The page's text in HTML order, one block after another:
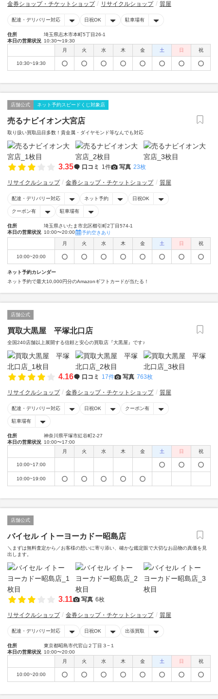
金券ショップ・チケットショップ リサイクルショップ 質屋
配達・デリバリー対応 日祝OK 駐車場有
住所
埼玉県志木市本町5丁目26-1
本日の営業状況 10:30〜19:30
月
火 水 木 金 土 日 祝
10:30~19:30
店舗公式 ネット予約スピードくじ対象店
売るナビイオン大宮店
取り扱い買取品目多数！貴金属・ダイヤモンド等なんでも対応
3.35 口コミ 1件 写真 23枚
リサイクルショップ 金券ショップ・チケットショップ 質屋
配達・デリバリー対応 ネット予約 日祝OK
クーポン有 駐車場有
住所
埼玉県さいたま市北区櫛引町2丁目574‐1
本日の営業状況 10:00〜20:00 予約空きあり
月 火 水 木 金 土 日 祝
10:00~20:00
ネット予約カレンダー
ネット予約で最大10,000円分のAmazonギフトカードが当たる！
店舗公式
買取大黒屋 平塚北口店
全国240店舗以上展開する信頼と安心の買取店『大黒屋』です♪
4.16 口コミ 17件 写真 763枚
リサイクルショップ 金券ショップ・チケットショップ 質屋
配達・デリバリー対応 日祝OK クーポン有
駐車場有
住所
神奈川県平塚市紅谷町2-27
本日の営業状況 10:00〜17:00
月
火 水 木 金 土 日 祝
10:00~17:00
10:00~19:00
店舗公式
バイセル イトーヨーカドー昭島店
＼まずは無料査定から／お客様の想いに寄り添い、確かな鑑定眼で大切なお品物の真価を見
出します。
3.11 写真 6枚
リサイクルショップ 金券ショップ・チケットショップ 質屋
配達・デリバリー対応 日祝OK 出張買取
住所
東京都昭島市代官山２丁目３−１
本日の営業状況 10:00〜20:00
月
火 水 木 金 土 日 祝
10:00~20:00